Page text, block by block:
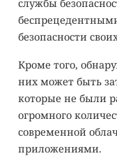
службы
безопасности
Кроме того,
них может быть
которые не были
огромного
современной
приложениями.